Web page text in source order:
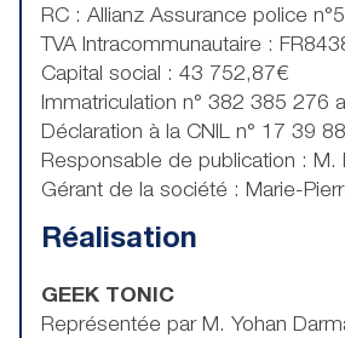
RC : Allianz Assurance police
TVA Intracommunautaire :
Capital social : 43 752,87€
Immatriculation n° 382 385 276
Déclaration à la CNIL n° 17 39
Responsable de publication : M.
Gérant de la société : Marie-
Réalisation
GEEK TONIC
Représentée par M. Yohan